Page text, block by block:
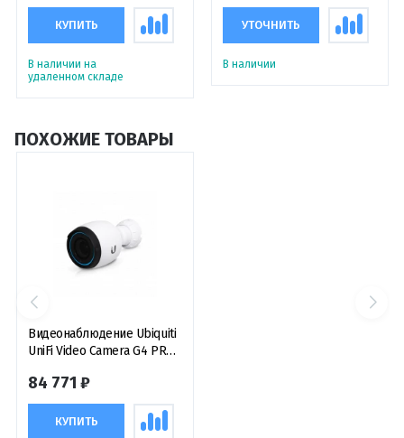
КУПИТЬ
В наличии на
удаленном складе
УТОЧНИТЬ
В наличии
ПОХОЖИЕ ТОВАРЫ
Видеонаблюдение Ubiquiti
UniFi Video Camera G4 PRO
84 771 ₽
КУПИТЬ